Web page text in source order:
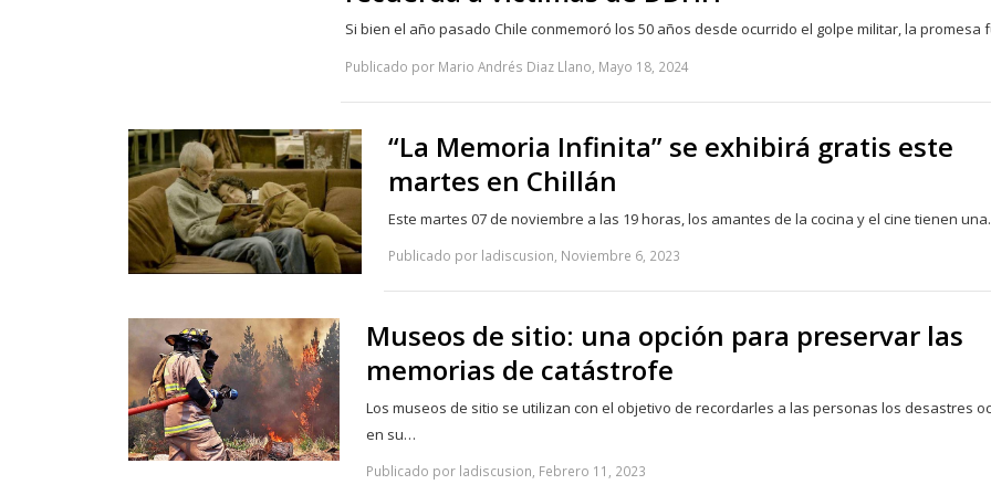
Si bien el año pasado Chile conmemoró los 50 años desde ocurrido el golpe militar, la promesa
Publicado por Mario Andrés Diaz Llano, Mayo 18, 2024
“La Memoria Infinita” se exhibirá gratis este
martes en Chillán
Este martes 07 de noviembre a las 19 horas, los amantes de la cocina y el cine tienen
Publicado por ladiscusion, Noviembre 6, 2023
Museos de sitio: una opción para preservar las
memorias de catástrofe
Los museos de sitio se utilizan con el objetivo de recordarles a las personas los desastres
en su…
Publicado por ladiscusion, Febrero 11, 2023